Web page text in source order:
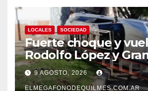
LOCALES SOCIEDAD
Fuerte choque y
Rodolfo López y
Canaria, Quilmes
9 AGOSTO, 2026
ELMEGAFONODEQUILMES.COM.AR